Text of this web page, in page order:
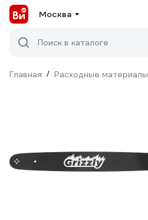
Москва
Поиск в каталоге
Главная / Расходные материалы